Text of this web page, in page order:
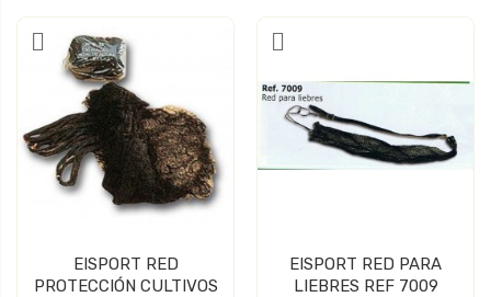
EISPORT RED
PROTECCIÓN CULTIVOS
EISPORT RED PARA
LIEBRES REF 7009